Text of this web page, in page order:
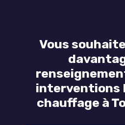
Vous
interventions
chauffage à